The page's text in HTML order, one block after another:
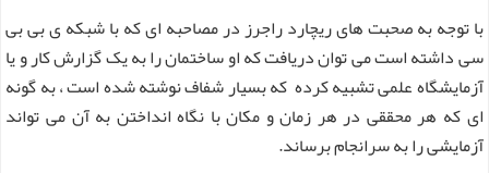
با توجه به صحبت های ریچارد راجرز در مصاحبه ای که با شبکه ی بی بی
سی داشته است می توان دریافت که او ساختمان را به یک گزارش کار و یا
آزمایشگاه علمی تشبیه کرده که بسیار شفاف نوشته شده است ، به گونه
ای که هر محققی در هر زمان و مکان با نگاه انداختن به آن می تواند
آزمایشی را به سرانجام برساند.